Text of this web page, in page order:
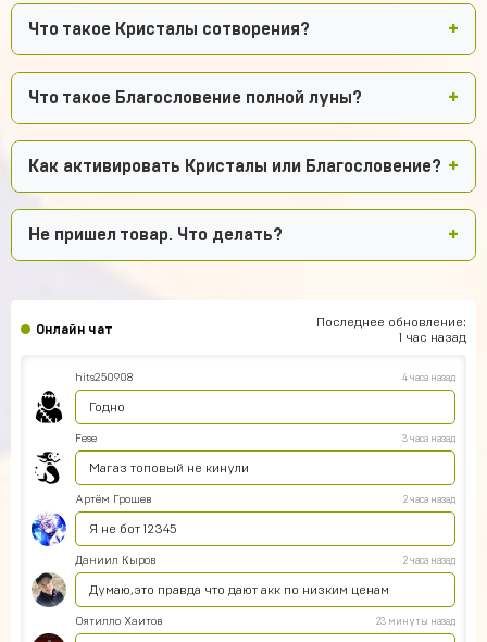
Что такое Кристалы сотворения?
Что такое Благословение полной луны?
Как активировать Кристалы или Благословение?
Не пришел товар. Что делать?
Онлайн чат
Последнее обновление:
1 час назад
hits250908 4 часа назад
Годно
Fese 3 часа назад
Магаз топовый не кинули
Артём Грошев 2 часа назад
Я не бот 12345
Даниил Кыров 2 часа назад
Думаю,это правда что дают акк по низким ценам
Оятилло Хаитов 23 минуты назад